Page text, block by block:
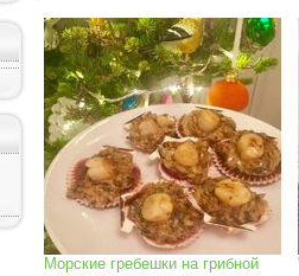
Морские гребешки на грибной